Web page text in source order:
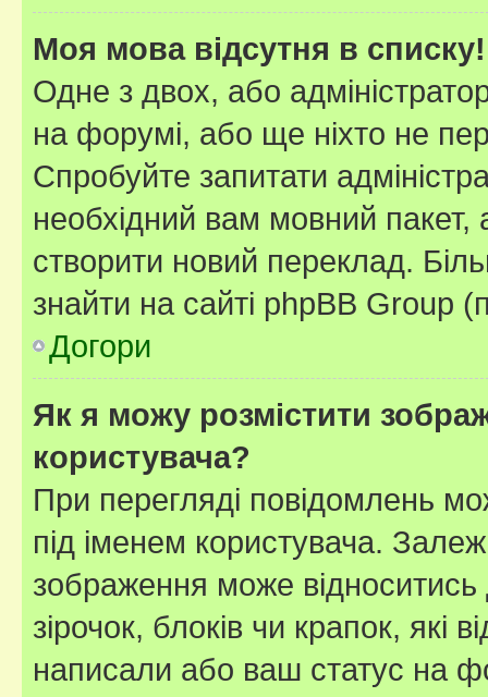
Моя мова відсутня в списку!
Одне з двох, або
на форумі, або ще ніхто не
Спробуйте запитати
необхідний вам мовний
створити новий переклад.
знайти на сайті phpBB Group
Догори
Як я можу розмістити
користувача?
При перегляді повідомлень
під іменем користувача.
зображення може відноситись
зірочок, блоків чи крапок, які
написали або ваш статус на